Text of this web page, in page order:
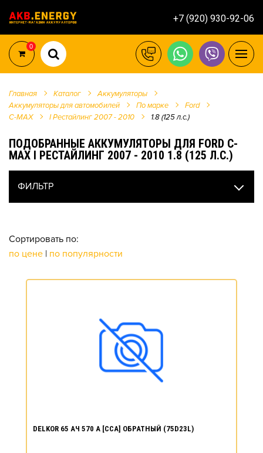
+7 (920) 930-92-06
0
Главная Каталог
Аккумуляторы
Аккумуляторы для автомобилей
По марке
Ford
C-MAX
I Рестайлинг 2007 - 2010 1.8 (125 л.с.)
ПОДОБРАННЫЕ АККУМУЛЯТОРЫ ДЛЯ FORD C-
MAX I РЕСТАЙЛИНГ 2007 - 2010 1.8 (125 Л.С.)
ФИЛЬТР
Сортировать по:
по цене | по популярности
DELKOR 65 АЧ 570 А [CCA] ОБРАТНЫЙ (75D23L)